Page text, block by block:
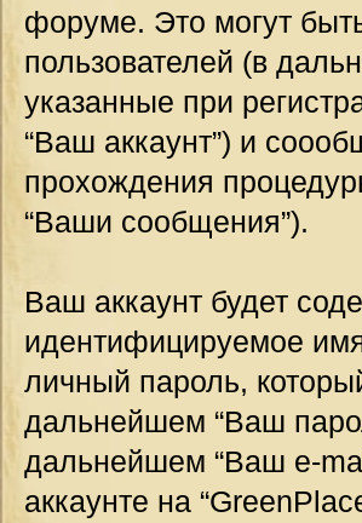
форуме. Это могут
пользователей (в
указанные при
“Ваш аккаунт”) и
прохождения
“Ваши сообщения”).
Ваш аккаунт будет
идентифицируемое
личный пароль,
дальнейшем “Ваш
дальнейшем “Ваш e-
аккаунте на